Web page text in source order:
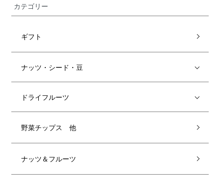
カテゴリー
ギフト
ナッツ・シード・豆
ドライフルーツ
野菜チップス 他
ナッツ＆フルーツ